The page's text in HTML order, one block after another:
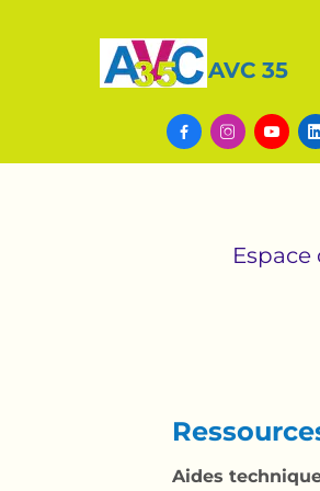
AVC 35
   
Aides